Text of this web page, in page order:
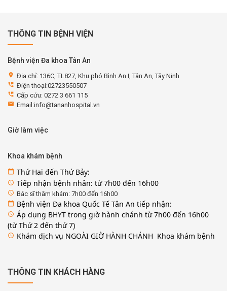
THÔNG TIN BỆNH VIỆN
Bệnh viện Đa khoa Tân An
location_on Địa chỉ: 136C, TL827, Khu phó Bình An I, Tân An, Tây Ninh
perm_phone_msg Điện thoại:02723550507
perm_phone_msg Cấp cứu: 0272 3 661 115
email Email:info@tananhospital.vn
Giờ làm việc
Khoa khám bệnh
calendar_today Thứ Hai đến Thứ Bảy:
access_time Tiếp nhận bệnh nhân: từ 7h00 đến 16h00
access_time Bác sĩ thăm khám: 7h00 đến 16h00
calendar_today Bệnh viện Đa khoa Quốc Tế Tân An tiếp nhận:
access_time Áp dụng BHYT trong giờ hành chánh từ 7h00 đến 16h00
(từ Thứ 2 đến thứ 7)
access_time Khám dịch vụ NGOÀI GIỜ HÀNH CHÁNH Khoa khám bệnh
THÔNG TIN KHÁCH HÀNG